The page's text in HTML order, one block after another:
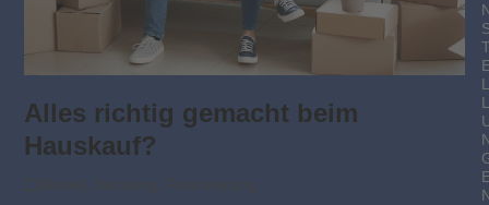
Alles richtig gemacht beim
Hauskauf?
L
L